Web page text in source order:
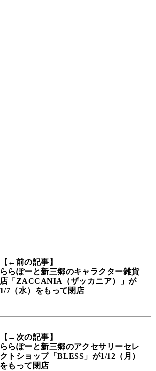
【←前の記事】
ららぽーと新三郷のキャラクター雑貨
店「ZACCANIA（ザッカニア）」が
1/7（水）をもって閉店
【→次の記事】
ららぽーと新三郷のアクセサリーセレ
クトショップ「BLESS」が1/12（月）
をもって閉店